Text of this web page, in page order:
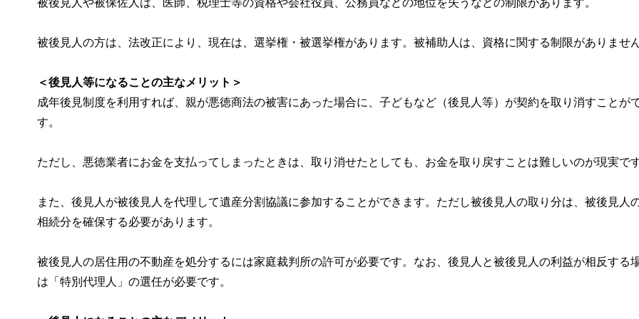
被後見人や被保佐人は、医師、税理士等の資格や会社役員、公務員などの地位を失うなどの制限があります。
被後見人の方は、法改正により、現在は、選挙権・被選挙権があります。被補助人は、資格に関する制限がありません
＜後見人等になることの主なメリット＞
成年後見制度を利用すれば、親が悪徳商法の被害にあった場合に、子どもなど（後見人等）が契約を取り消すことが
す。
ただし、悪徳業者にお金を支払ってしまったときは、取り消せたとしても、お金を取り戻すことは難しいのが現実です
また、後見人が被後見人を代理して遺産分割協議に参加することができます。ただし被後見人の取り分は、被後見人
相続分を確保する必要があります。
被後見人の居住用の不動産を処分するには家庭裁判所の許可が必要です。なお、後見人と被後見人の利益が相反する
は「特別代理人」の選任が必要です。